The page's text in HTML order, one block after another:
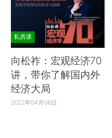
私房课
向松祚：宏观经济70
讲，带你了解国内外
经济大局
2022年04月06日